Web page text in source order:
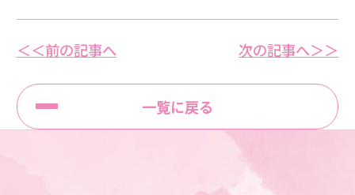
＜＜前の記事へ
一覧に戻る
次の記事へ＞＞